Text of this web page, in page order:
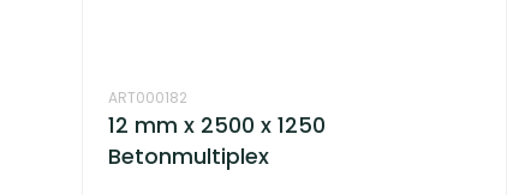
ART000182
12 mm x 2500 x 1250
Betonmultiplex